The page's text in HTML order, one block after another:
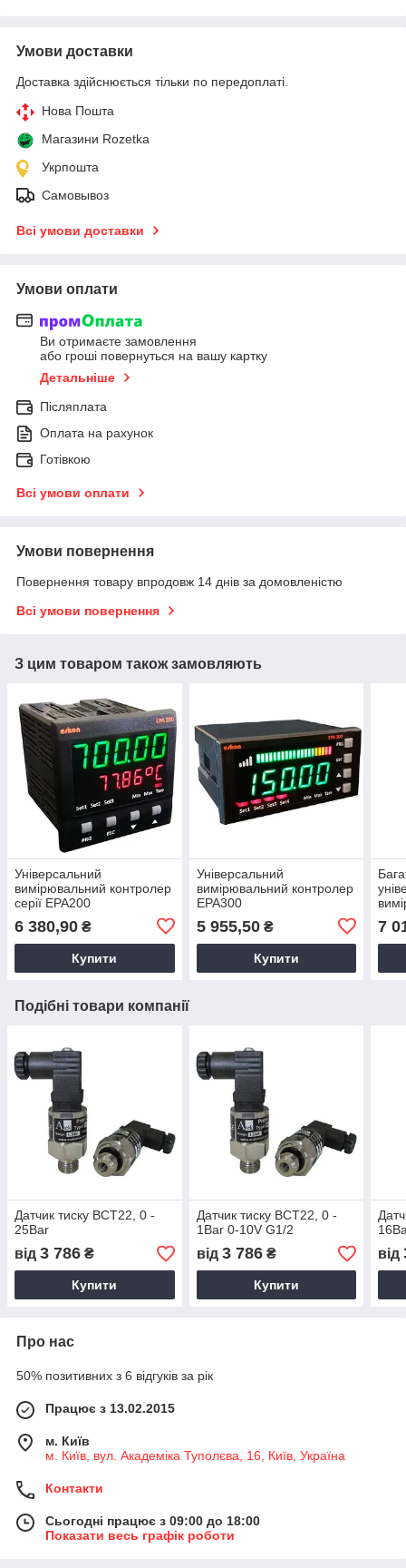
Умови доставки
Доставка здійснюється тільки по передоплаті.
Нова Пошта
Магазини Rozetka
Укрпошта
Самовывоз
Всі умови доставки
Умови оплати
Ви отримаєте замовлення
або гроші повернуться на вашу картку
Детальніше
Післяплата
Оплата на рахунок
Готівкою
Всі умови оплати
Умови повернення
Повернення товару впродовж 14 днів за домовленістю
Всі умови повернення
З цим товаром також замовляють
Універсальний
вимірювальний контролер
серії EPA200
6 380,90 ₴
Купити
Універсальний
вимірювальний контролер
EPA300
5 955,50₴
Купити
7
Подібні товари компанії
Датчик тиску BCT22, 0 -
25Bar
від 3 786 ₴
Купити
Датчик тиску BCT22, 0 -
1Bar 0-10V G1/2
від 3 786₴
Купити
від
Про нас
50% позитивних з 6 відгуків за рік
Працює з 13.02.2015
м. Київ
м. Київ, вул. Академіка Туполєва, 16, Київ, Україна
Контакти
Сьогодні працює з 09:00 до 18:00
Показати весь графік роботи